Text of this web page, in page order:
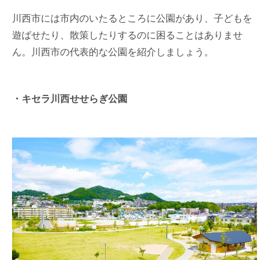
川西市には市内のいたるところに公園があり、子どもを
遊ばせたり、散策したりするのに困ることはありませ
ん。川西市の代表的な公園を紹介しましょう。
・キセラ川西せせらぎ公園